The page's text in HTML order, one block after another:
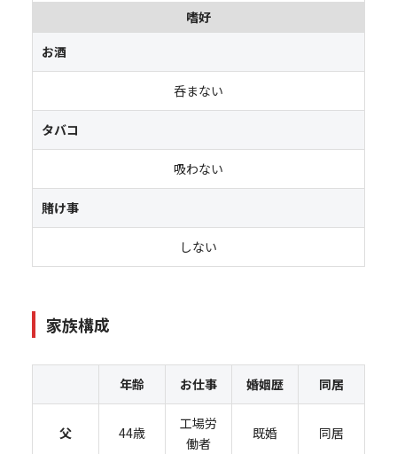
嗜好
お酒
呑まない
タバコ
吸わない
賭け事
しない
家族構成
年齢 お仕事 婚姻歴 同居
父 44歳
工場労
働者
既婚 同居